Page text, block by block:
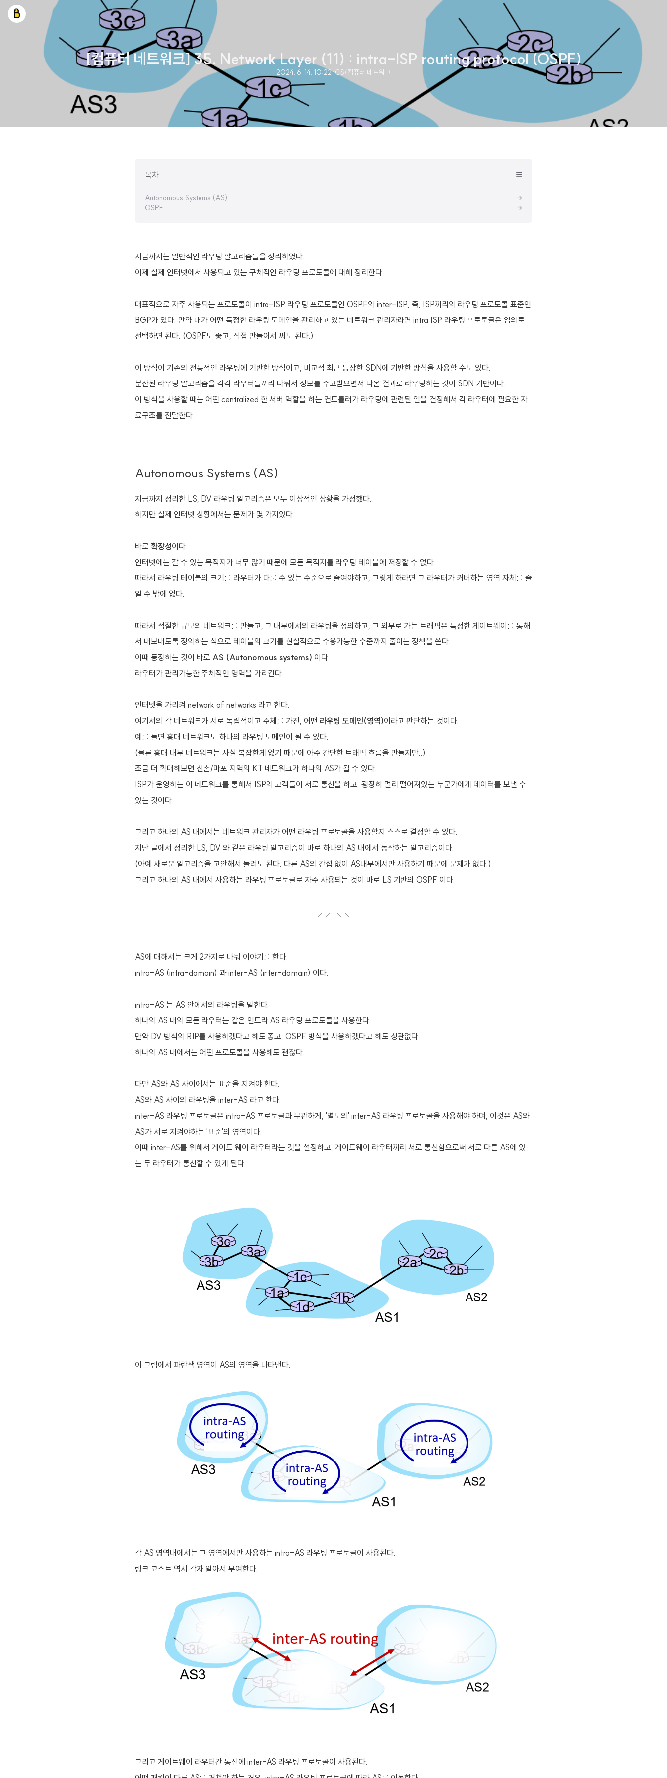
[컴퓨터 네트워크] 35. Network Layer (11) : intra-ISP routing protocol (OSPF)
2024. 6. 14. 10:22·CS/컴퓨터 네트워크
목차
Autonomous Systems (AS)
OSPF
지금까지는 일반적인 라우팅 알고리즘들을 정리하였다.
이제 실제 인터넷에서 사용되고 있는 구체적인 라우팅 프로토콜에 대해 정리한다.
대표적으로 자주 사용되는 프로토콜이 intra-ISP 라우팅 프로토콜인 OSPF와 inter-ISP, 즉, ISP끼리의 라우팅 프로토콜 표준인
BGP가 있다. 만약 내가 어떤 특정한 라우팅 도메인을 관리하고 있는 네트워크 관리자라면 intra ISP 라우팅 프로토콜은 임의로
선택하면 된다. (OSPF도 좋고, 직접 만들어서 써도 된다.)
이 방식이 기존의 전통적인 라우팅에 기반한 방식이고, 비교적 최근 등장한 SDN에 기반한 방식을 사용할 수도 있다.
분산된 라우팅 알고리즘을 각각 라우터들끼리 나눠서 정보를 주고받으면서 나온 결과로 라우팅하는 것이 SDN 기반이다.
이 방식을 사용할 때는 어떤 centralized 한 서버 역할을 하는 컨트롤러가 라우팅에 관련된 일을 결정해서 각 라우터에 필요한 자
료구조를 전달한다.
Autonomous Systems (AS)
지금까지 정리한 LS, DV 라우팅 알고리즘은 모두 이상적인 상황을 가정했다.
하지만 실제 인터넷 상황에서는 문제가 몇 가지있다.
바로 확장성이다.
인터넷에는 갈 수 있는 목적지가 너무 많기 때문에 모든 목적지를 라우팅 테이블에 저장할 수 없다.
따라서 라우팅 테이블의 크기를 라우터가 다룰 수 있는 수준으로 줄여야하고, 그렇게 하라면 그 라우터가 커버하는 영역 자체를 줄
일 수 밖에 없다.
따라서 적절한 규모의 네트워크를 만들고, 그 내부에서의 라우팅을 정의하고, 그 외부로 가는 트래픽은 특정한 게이트웨이를 통해
서 내보내도록 정의하는 식으로 테이블의 크기를 현실적으로 수용가능한 수준까지 줄이는 정책을 쓴다.
이때 등장하는 것이 바로 AS (Autonomous systems) 이다.
라우터가 관리가능한 주체적인 영역을 가리킨다.
인터넷을 가리켜 network of networks 라고 한다.
여기서의 각 네트워크가 서로 독립적이고 주체를 가진, 어떤 라우팅 도메인(영역)이라고 판단하는 것이다.
예를 들면 홍대 네트워크도 하나의 라우팅 도메인이 될 수 있다.
(물론 홍대 내부 네트워크는 사실 복잡한게 없기 때문에 아주 간단한 트래픽 흐름을 만들지만..)
조금 더 확대해보면 신촌/마포 지역의 KT 네트워크가 하나의 AS가 될 수 있다.
ISP가 운영하는 이 네트워크를 통해서 ISP의 고객들이 서로 통신을 하고, 굉장히 멀리 떨어져있는 누군가에게 데이터를 보낼 수
있는 것이다.
그리고 하나의 AS 내에서는 네트워크 관리자가 어떤 라우팅 프로토콜을 사용할지 스스로 결정할 수 있다.
지난 글에서 정리한 LS, DV 와 같은 라우팅 알고리즘이 바로 하나의 AS 내에서 동작하는 알고리즘이다.
(아예 새로운 알고리즘을 고안해서 돌려도 된다. 다른 AS의 간섭 없이 AS내부에서만 사용하기 때문에 문제가 없다.)
그리고 하나의 AS 내에서 사용하는 라우팅 프로토콜로 자주 사용되는 것이 바로 LS 기반의 OSPF 이다.
AS에 대해서는 크게 2가지로 나눠 이야기를 한다.
intra-AS (intra-domain) 과 inter-AS (inter-domain) 이다.
intra-AS 는 AS 안에서의 라우팅을 말한다.
하나의 AS 내의 모든 라우터는 같은 인트라 AS 라우팅 프로토콜을 사용한다.
만약 DV 방식의 RIP를 사용하겠다고 해도 좋고, OSPF 방식을 사용하겠다고 해도 상관없다.
하나의 AS 내에서는 어떤 프로토콜을 사용해도 괜찮다.
다만 AS와 AS 사이에서는 표준을 지켜야 한다.
AS와 AS 사이의 라우팅을 inter-AS 라고 한다.
inter-AS 라우팅 프로토콜은 intra-AS 프로토콜과 무관하게, '별도의' inter-AS 라우팅 프로토콜을 사용해야 하며, 이것은 AS와
AS가 서로 지켜야하는 '표준'의 영역이다.
이때 inter-AS를 위해서 게이트 웨이 라우터라는 것을 설정하고, 게이트웨이 라우터끼리 서로 통신함으로써 서로 다른 AS에 있
는 두 라우터가 통신할 수 있게 된다.
이 그림에서 파란색 영역이 AS의 영역을 나타낸다.
각 AS 영역내에서는 그 영역에서만 사용하는 intra-AS 라우팅 프로토콜이 사용된다.
링크 코스트 역시 각자 알아서 부여한다.
그리고 게이트웨이 라우터간 통신에 inter-AS 라우팅 프로토콜이 사용된다.